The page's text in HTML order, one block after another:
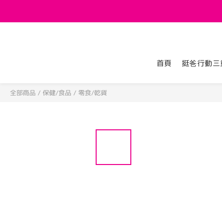
首頁 挺爸行動
全部商品 / 保健/食品 / 零食/乾貨